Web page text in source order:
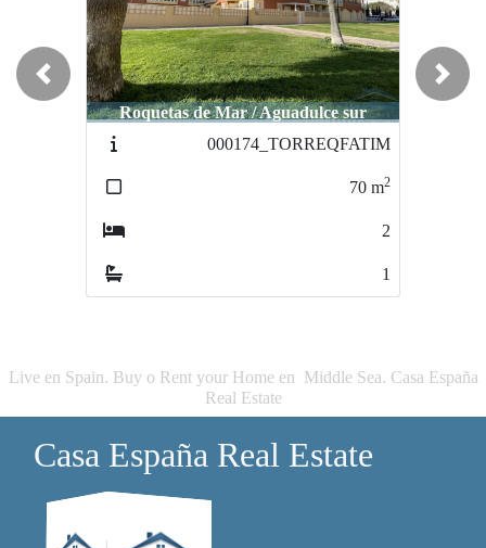
Roquetas de Mar / Aguadulce sur
000174_TORREQFATIM
70m2
Roquetas de Mar / Aguadulce sur
Previous Next
Live en Spain. Buy o Rent your Home en Middle Sea. Casa España
Real Estate
Casa España Real Estate